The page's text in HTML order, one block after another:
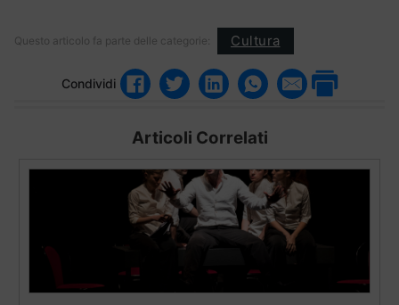
Questo articolo fa parte delle categorie: Cultura
Condividi
Articoli Correlati